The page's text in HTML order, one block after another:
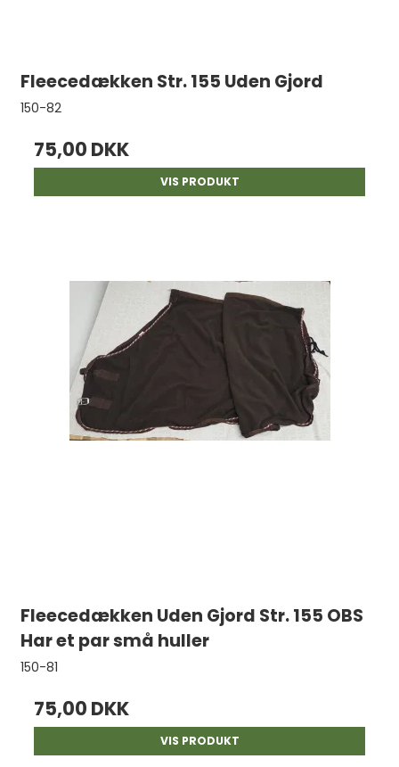
Fleecedækken Str. 155 Uden Gjord
150-82
75,00 DKK
VIS PRODUKT
Fleecedækken Uden Gjord Str. 155 OBS
Har et par små huller
150-81
75,00 DKK
VIS PRODUKT